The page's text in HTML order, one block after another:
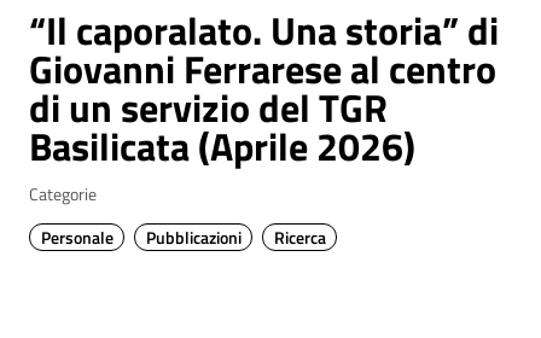
“Il caporalato. Una storia” di
Giovanni Ferrarese al centro
di un servizio del TGR
Basilicata (Aprile 2026)
Categorie
Personale
Pubblicazioni Ricerca